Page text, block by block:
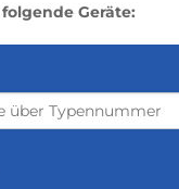
Geräte: